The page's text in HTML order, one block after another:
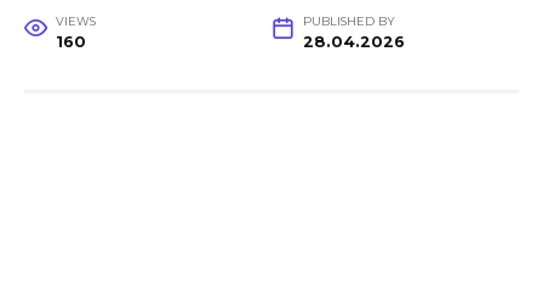
VIEWS
160
PUBLISHED BY
28.04.2026